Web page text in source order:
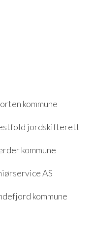
kommune
jordskifterett
kommune
AS
kommune